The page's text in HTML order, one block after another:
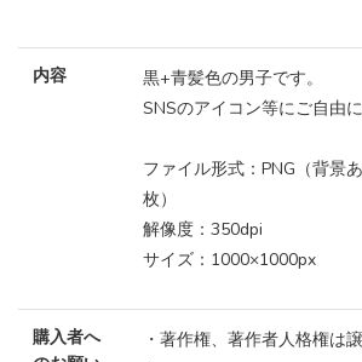
内容
黒+青髪色の男子です。
SNSのアイコン等にご自由
ファイル形式：PNG（背景
枚）
解像度：350dpi
サイズ：1000×1000px
購入者へ
・著作権、著作者人格権は